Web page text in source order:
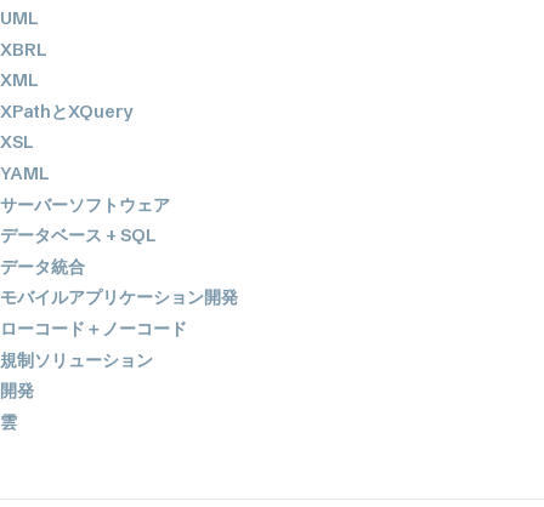
UML
XBRL
XML
XPathとXQuery
XSL
YAML
サーバーソフトウェア
データベース + SQL
データ統合
モバイルアプリケーション開発
ローコード＋ノーコード
規制ソリューション
開発
雲